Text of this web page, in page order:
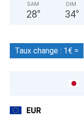
SAM
28°
DIM
34°
Taux change : 1€ =
EUR